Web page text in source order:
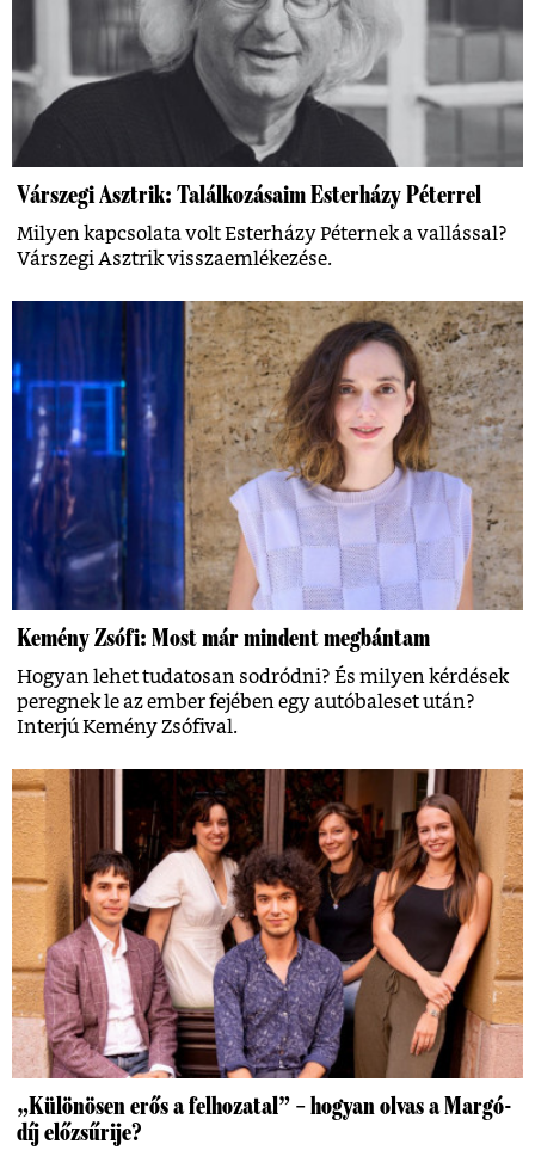
Várszegi Asztrik: Találkozásaim Esterházy Péterrel
Milyen kapcsolata volt Esterházy Péternek a vallással?
Várszegi Asztrik visszaemlékezése.
Kemény Zsófi: Most már mindent megbántam
Hogyan lehet tudatosan sodródni? És milyen kérdések
peregnek le az ember fejében egy autóbaleset után?
Interjú Kemény Zsófival.
„Különösen erős a felhozatal” – hogyan olvas a Margó-
díj előzsűrije?